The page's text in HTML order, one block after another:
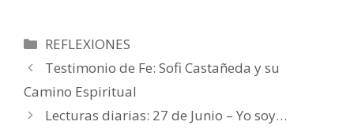
Categorías
REFLEXIONES
Testimonio de Fe: Sofi Castañeda y su
Camino Espiritual
Lecturas diarias: 27 de Junio – Yo soy…